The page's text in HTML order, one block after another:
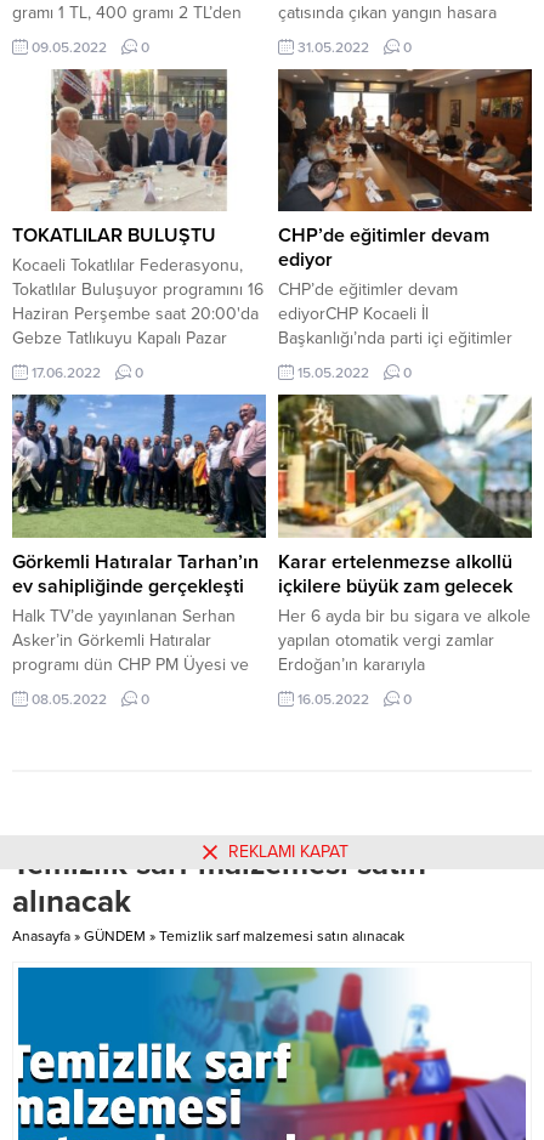
gramı 1 TL, 400 gramı 2 TL’den
ekmeğe ulaşmaya başlamıştı.
Ancak ekmeğe gelen zamların
ardından Halk Ekmeğe de zam
gelmesi kaçınılmaz oldu.
Geçtiğimiz yıldan bu yana türlü
zamların geldiği Halk Ekmeğe son
olarak bir gizli zam daha yapıldı.
Geçtiğimiz perşembe...
09.05.2022 0
çatısında çıkan yangın hasara
neden oldu.
31.05.2022 0
TOKATLILAR BULUŞTU
Kocaeli Tokatlılar Federasyonu,
Tokatlılar Buluşuyor programını 16
Haziran Perşembe saat 20:00'da
Gebze Tatlıkuyu Kapalı Pazar
yerinde düzenledi.
17.06.2022 0
CHP’de eğitimler devam
ediyor
CHP’de eğitimler devam
ediyorCHP Kocaeli İl
Başkanlığı’nda parti içi eğitimler
son sürat devam ediyor.
15.05.2022 0
Görkemli Hatıralar Tarhan’ın
ev sahipliğinde gerçekleşti
Halk TV’de yayınlanan Serhan
Asker’in Görkemli Hatıralar
programı dün CHP PM Üyesi ve
Kocaeli Milletvekili Tahsin
Tarhan’ın ev sahipliğinde Darıca
katılırken izleyici olarak TBMM
Kocaeli İl...
08.05.2022 0
Karar ertelenmezse alkollü
içkilere büyük zam gelecek
Her 6 ayda bir bu sigara ve alkole
yapılan otomatik vergi zamlar
Erdoğan’ın kararıyla
ertelenmezse temmuz ayında
biraya 12, şaraba 23 ve rakı gibi
mallar için...
16.05.2022 0
Temizlik sarf malzemesi satın
alınacak
Anasayfa » GÜNDEM » Temizlik sarf malzemesi satın alınacak
REKLAMI KAPAT